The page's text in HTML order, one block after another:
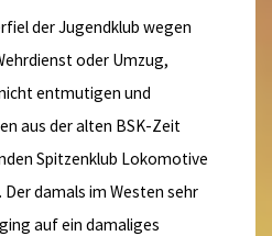
der Jugendklub wegen
oder Umzug,
entmutigen und
aus der alten BSK-Zeit
Spitzenklub Lokomotive
damals im Westen sehr
auf ein damaliges